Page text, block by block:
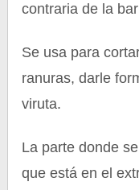
contraria de la
Se usa para
ranuras, darle
viruta.
La parte donde
que está en el